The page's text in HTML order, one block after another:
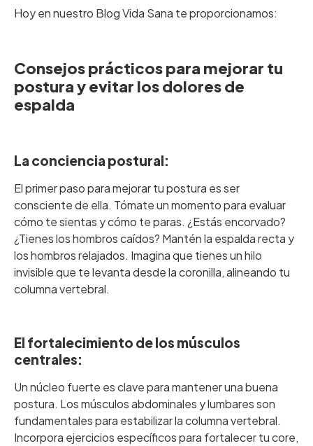
Hoy en nuestro Blog Vida Sana te proporcionamos:
Consejos prácticos para mejorar tu
postura y evitar los dolores de
espalda
La conciencia postural:
El primer paso para mejorar tu postura es ser
consciente de ella. Tómate un momento para evaluar
cómo te sientas y cómo te paras. ¿Estás encorvado?
¿Tienes los hombros caídos? Mantén la espalda recta y
los hombros relajados. Imagina que tienes un hilo
invisible que te levanta desde la coronilla, alineando tu
columna vertebral.
El fortalecimiento de los músculos
centrales:
Un núcleo fuerte es clave para mantener una buena
postura. Los músculos abdominales y lumbares son
fundamentales para estabilizar la columna vertebral.
Incorpora ejercicios específicos para fortalecer tu core,